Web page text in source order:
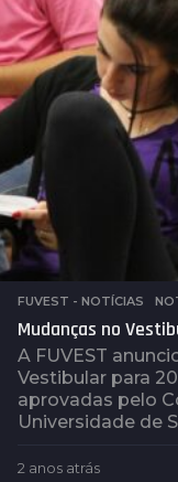
á
s
FUVEST - NOTÍCIAS ,
Mudanças no
A FUVEST
Vestibular para
aprovadas pelo
Universidade de
2 anos atrás